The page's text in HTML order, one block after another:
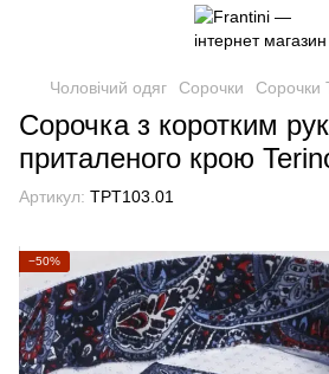
Чоловічий одяг Сорочки Сорочки
Сорочка з коротким
приталеного крою
Артикул: TPT103.01
−50%